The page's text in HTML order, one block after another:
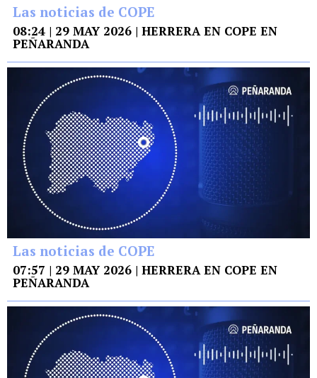
Las noticias de COPE
08:24 | 29 MAY 2026 | HERRERA EN COPE EN
PEÑARANDA
Las noticias de COPE
07:57 | 29 MAY 2026 | HERRERA EN COPE EN
PEÑARANDA